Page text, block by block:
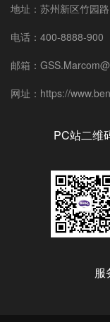
地址：苏州新区竹园
电话：400-8888-900
邮箱：
网址：https://
PC站二维
服